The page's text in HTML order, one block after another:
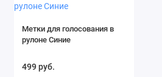
Метки для голосования в
рулоне Синие
499 руб.